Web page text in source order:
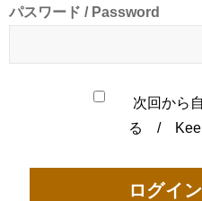
パスワード / Password
次回から
る / Keep